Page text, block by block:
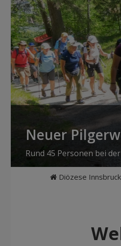
Neuer
Rund 45 Personen bei
Diözese Innsbruck